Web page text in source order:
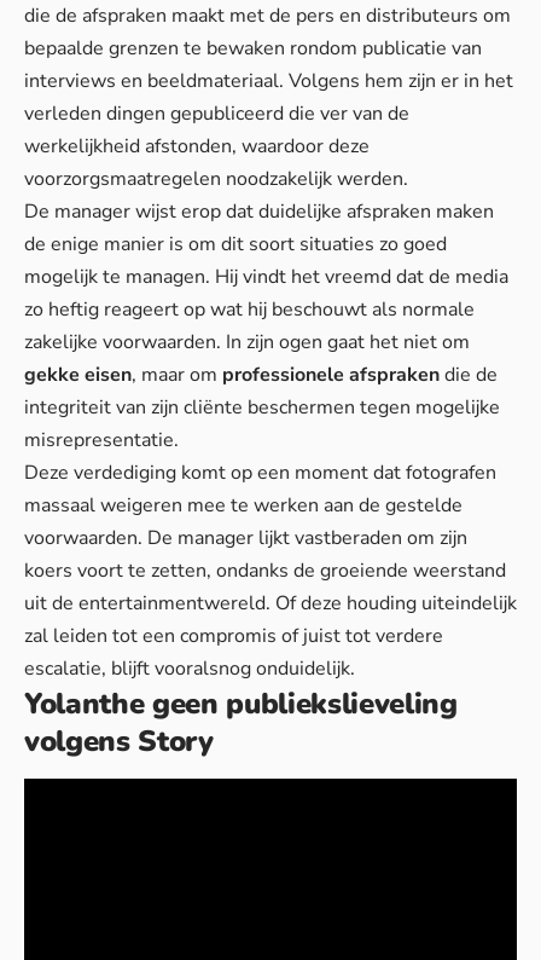
die de afspraken maakt met de pers en distributeurs om
bepaalde grenzen te bewaken rondom publicatie van
interviews en beeldmateriaal. Volgens hem zijn er in het
verleden dingen gepubliceerd die ver van de
werkelijkheid afstonden, waardoor deze
voorzorgsmaatregelen noodzakelijk werden.
De manager wijst erop dat duidelijke afspraken maken
de enige manier is om dit soort situaties zo goed
mogelijk te managen. Hij vindt het vreemd dat de media
zo heftig reageert op wat hij beschouwt als normale
zakelijke voorwaarden. In zijn ogen gaat het niet om
gekke eisen, maar om professionele afsprakendie de
integriteit van zijn cliënte beschermen tegen mogelijke
misrepresentatie.
Deze verdediging komt op een moment dat fotografen
massaal weigeren mee te werken aan de gestelde
voorwaarden. De manager lijkt vastberaden om zijn
koers voort te zetten, ondanks de groeiende weerstand
uit de entertainmentwereld. Of deze houding uiteindelijk
zal leiden tot een compromis of juist tot verdere
escalatie, blijft vooralsnog onduidelijk.
Yolanthe geen publiekslieveling
volgens Story